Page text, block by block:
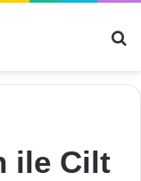
ile Cilt